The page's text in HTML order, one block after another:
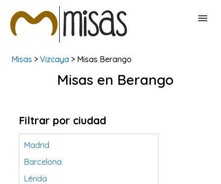
BUSCAR MISAS
Misas > Vizcaya > Misas Berango
Misas en Berango
Filtrar por ciudad
Madrid
Barcelona
Lérida